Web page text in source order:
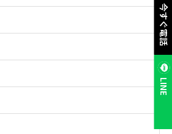
今すぐ電話
LINE